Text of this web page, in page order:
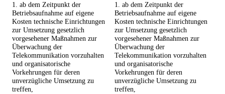
1. ab dem Zeitpunkt der
Betriebsaufnahme auf eigene
Kosten technische Einrichtungen
zur Umsetzung gesetzlich
vorgesehener Maßnahmen zur
Überwachung der
Telekommunikation vorzuhalten
und organisatorische
Vorkehrungen für deren
unverzügliche Umsetzung zu
treffen,
1. ab dem Zeitpunkt der
Betriebsaufnahme auf eigene
Kosten technische Einrichtungen
zur Umsetzung gesetzlich
vorgesehener Maßnahmen zur
Überwachung der
Telekommunikation vorzuhalten
und organisatorische
Vorkehrungen für deren
unverzügliche Umsetzung zu
treffen,